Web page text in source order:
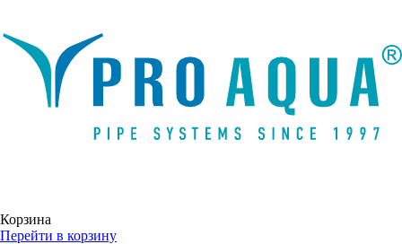
Корзина
Перейти в корзину